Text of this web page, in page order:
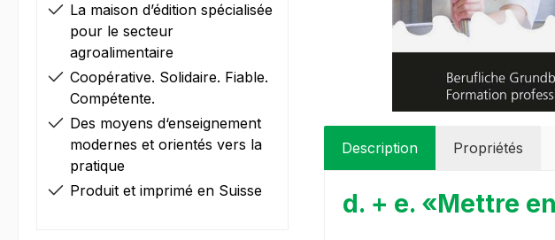
La maison d’édition spécialisée
pour le secteur
agroalimentaire
Coopérative. Solidaire. Fiable.
Compétente.
Des moyens d‘enseignement
modernes et orientés vers la
pratique
Produit et imprimé en Suisse
Description Propriétés
d. + e. «Mettre